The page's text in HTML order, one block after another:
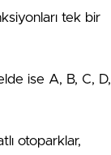
tek bir
ise A, B, C, D,
otoparklar,